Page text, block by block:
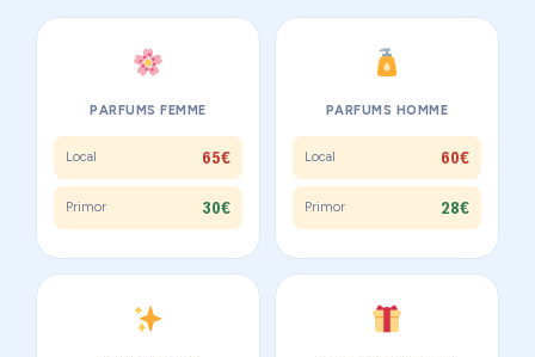
PARFUMS FEMME
Local 65€
Primor 30€
PARFUMS HOMME
Local 60€
Primor 28€